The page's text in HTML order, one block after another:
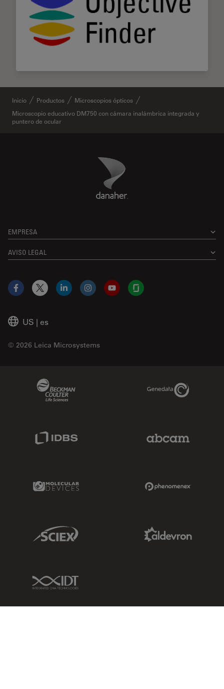
Inicio Productos
Microscopios ópticos
Microscopio educativo DM750 con cámara inalámbrica integrada y
puntero de ocular
Danaher Logo
EMPRESA
AVISO LEGAL
US | es
© 2026 Leica Microsystems
Facebook
X LinkedInInstagramYouTubeGlassdoor
Genedata Link
Molecular Devices Link
Sciex Link
IDT Link